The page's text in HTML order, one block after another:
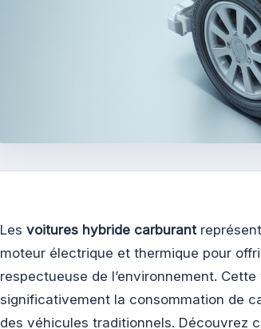
Les voitures hybride carburant
moteur électrique et thermique pour
respectueuse de l’environnement.
significativement la consommation de
des véhicules traditionnels. Découvrez